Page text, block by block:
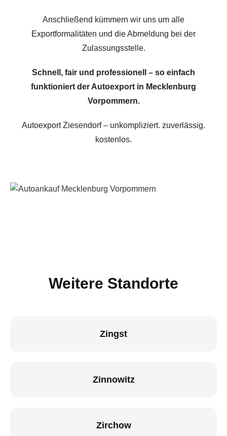
Anschließend kümmern wir uns um alle
Exportformalitäten und die Abmeldung bei der
Zulassungsstelle.
Schnell, fair und professionell – so einfach
funktioniert der Autoexport in Mecklenburg
Vorpommern.
Autoexport Ziesendorf – unkompliziert. zuverlässig.
kostenlos.
Weitere Standorte
Zingst
Zinnowitz
Zirchow